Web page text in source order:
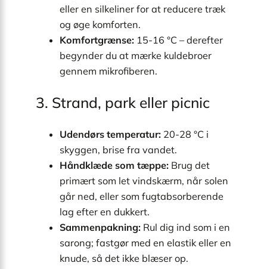
eller en silkeliner for at reducere træk
og øge komforten.
Komfortgrænse: 15-16 °C – derefter
begynder du at mærke kuldebroer
gennem mikrofiberen.
3. Strand, park eller picnic
Udendørs temperatur: 20-28 °C i
skyggen, brise fra vandet.
Håndklæde som tæppe: Brug det
primært som let vindskærm, når solen
går ned, eller som fugtabsorberende
lag efter en dukkert.
Sammenpakning: Rul dig ind som i en
sarong; fastgør med en elastik eller en
knude, så det ikke blæser op.